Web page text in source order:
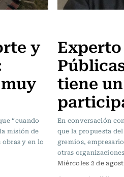
y
“cuando
misión de
y en lo
tiene
En conversación
que la propuesta
gremios,
otras
Miércoles 2 de